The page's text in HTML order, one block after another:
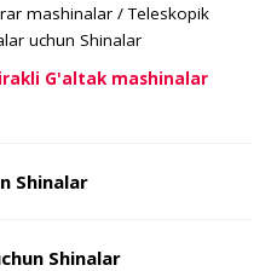
mashinalar / Teleskopik
uchun Shinalar
G'altak mashinalar
Shinalar
Shinalar